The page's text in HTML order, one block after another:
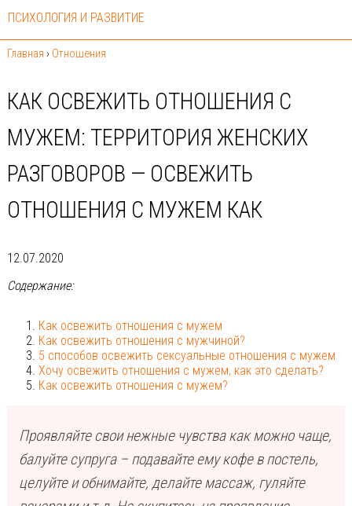
ПСИХОЛОГИЯ И РАЗВИТИЕ
Главная › Отношения
КАК ОСВЕЖИТЬ ОТНОШЕНИЯ С
МУЖЕМ: ТЕРРИТОРИЯ ЖЕНСКИХ
РАЗГОВОРОВ — ОСВЕЖИТЬ
ОТНОШЕНИЯ С МУЖЕМ КАК
12.07.2020
Содержание:
Как освежить отношения с мужем
Как освежить отношения с мужчиной?
5 способов освежить сексуальные отношения с мужем
Хочу освежить отношения с мужем, как это сделать?
Как освежить отношения с мужем?
Проявляйте свои нежные чувства как можно чаще,
балуйте супруга – подавайте ему кофе в постель,
целуйте и обнимайте, делайте массаж, гуляйте